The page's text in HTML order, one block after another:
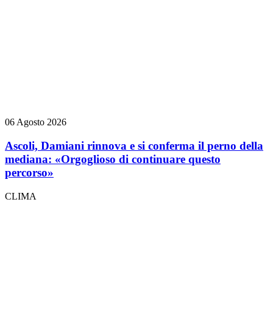
06 Agosto 2026
Ascoli, Damiani rinnova e si conferma il perno della
mediana: «Orgoglioso di continuare questo
percorso»
CLIMA